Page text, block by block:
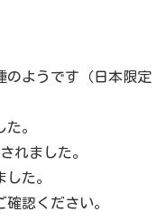
のようです（日本限定
。
れました。
た。
認ください。